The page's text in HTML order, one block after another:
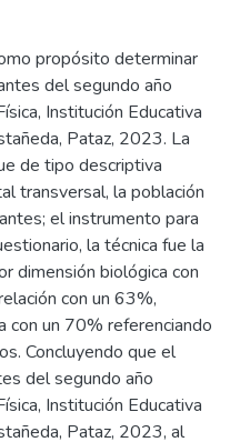
propósito determinar
del segundo año
Institución Educativa
Pataz, 2023. La
de tipo descriptiva
transversal, la población
el instrumento para
la técnica fue la
dimensión biológica con
con un 63%,
con un 70% referenciando
Concluyendo que el
del segundo año
Institución Educativa
Pataz, 2023, al